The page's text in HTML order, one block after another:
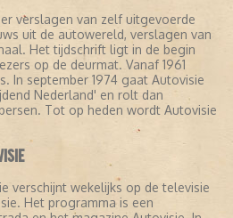
verslagen van zelf uitgevoerde
uit de autowereld, verslagen van
Het tijdschrift ligt in de begin
op de deurmat. Vanaf 1961
In september 1974 gaat Autovisie
Nederland' en rolt dan
Tot op heden wordt Autovisie
verschijnt wekelijks op de televisie
Het programma is een